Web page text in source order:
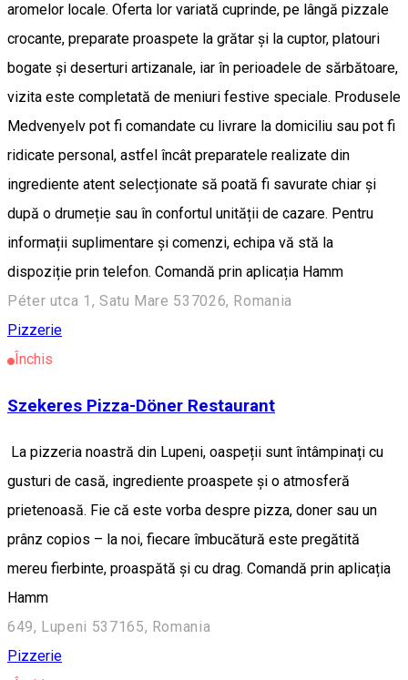
aromelor locale. Oferta lor variată cuprinde, pe lângă pizzale
crocante, preparate proaspete la grătar și la cuptor, platouri
bogate și deserturi artizanale, iar în perioadele de sărbătoare,
vizita este completată de meniuri festive speciale. Produsele
Medvenyelv pot fi comandate cu livrare la domiciliu sau pot fi
ridicate personal, astfel încât preparatele realizate din
ingrediente atent selecționate să poată fi savurate chiar și
după o drumeție sau în confortul unității de cazare. Pentru
informații suplimentare și comenzi, echipa vă stă la
dispoziție prin telefon. Comandă prin aplicația Hamm
Péter utca 1, Satu Mare 537026, Romania
Pizzerie
Închis
Szekeres Pizza-Döner Restaurant
La pizzeria noastră din Lupeni, oaspeții sunt întâmpinați cu
gusturi de casă, ingrediente proaspete și o atmosferă
prietenoasă. Fie că este vorba despre pizza, doner sau un
prânz copios – la noi, fiecare îmbucătură este pregătită
mereu fierbinte, proaspătă și cu drag. Comandă prin aplicația
Hamm
649, Lupeni 537165, Romania
Pizzerie